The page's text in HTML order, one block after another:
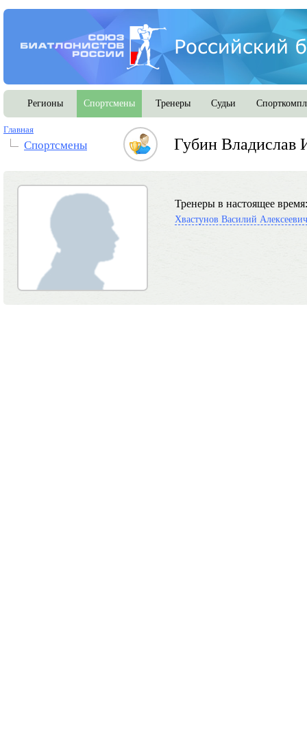
Регионы Спортсмены Тренеры Судьи
Главная
Спортсмены Губин Владислав
Тренеры в настоящее время:
Хвастунов Василий Алексеевич